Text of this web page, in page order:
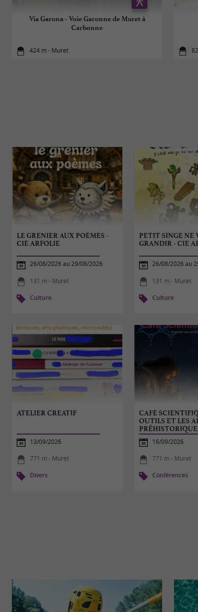
Via Garona - Voie Garonne de Muret à
Carbonne
424 m - Muret
LE GRENIER AUX POÈMES -
CIE ARFOLIE
26/08/2026 au 29/08/2026
131 m - Muret
Culture
PETIT SINGE NE
GRANDIR - CIE
26/08/2026 au
131 m - Muret
Culture
ATELIER CREATIF
13/09/2026
771 m - Muret
Divers
CAFÉ
OUTILS ET LES
16/09/2026
771 m - Muret
Conférences